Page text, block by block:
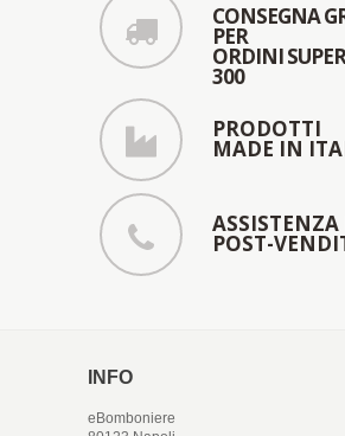
CONSEGNA
PER
ORDINI
300
PRODOTTI
MADE IN
ASSISTENZA
POST-
INFO
eBomboniere